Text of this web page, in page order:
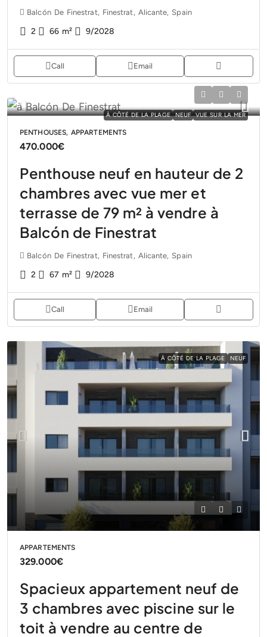
Balcón De Finestrat, Finestrat, Alicante, Spain
2 66 m² 9/2028
Call Email
À CÔTÉ DE LA PLAGE NEUF VUE SUR LA MER
PENTHOUSES, APPARTEMENTS
470.000€
Penthouse neuf en hauteur de 2
chambres avec vue mer et
terrasse de 79 m² à vendre à
Balcón de Finestrat
Balcón De Finestrat, Finestrat, Alicante, Spain
2 67 m² 9/2028
Call Email
À CÔTÉ DE LA PLAGE NEUF
APPARTEMENTS
329.000€
Spacieux appartement neuf de
3 chambres avec piscine sur le
toit à vendre au centre de